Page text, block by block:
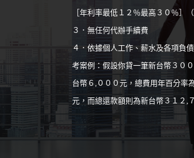
［年利率最低１２％最高３０％］
３．無任何代辦手續費
４．依據個人工作、薪水及各項負
考案例：假設你貸一筆新台幣３０
台幣６,０００元，總費用年百分率
元，而總還款額則為新台幣３１２,